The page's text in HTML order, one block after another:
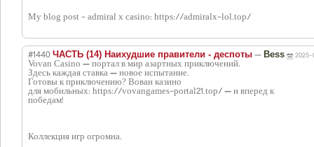
My blog post - admiral x casino: https://admiralx-lol.top/
#1440 ЧАСТЬ (14) Наихудшие правители - деспоты — Bess 2025-
Vovan Casino — портал в мир азартных приключений.
Здесь каждая ставка — новое испытание.
Готовы к приключению? Вован казино
для мобильных: https://vovangames-portal21.top/ — и вперед к
победам!
Коллекция игр огромна.